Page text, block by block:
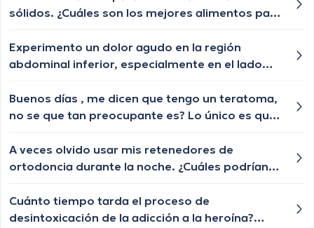
sólidos. ¿Cuáles son los mejores alimentos para
Experimento un dolor agudo en la región
abdominal inferior, especialmente en el lado
posibles causas de este dolor y cuándo debería
buscar ayuda médica?
Buenos días , me dicen que tengo un teratoma,
no se que tan preocupante es? Lo único es que
con el dolor. Ya hasta me duele la pierna.
Gracias por su respuesta
A veces olvido usar mis retenedores de
ortodoncia durante la noche. ¿Cuáles podrían
regularmente y qué puedo hacer para recordar
usarlos todas las noches?
Cuánto tiempo tarda el proceso de
desintoxicación de la adicción a la heroína?